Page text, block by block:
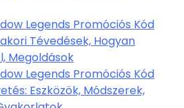
Legends Promóciós Kód
Tévedések, Hogyan
Megoldások
Legends Promóciós Kód
Eszközök, Módszerek,